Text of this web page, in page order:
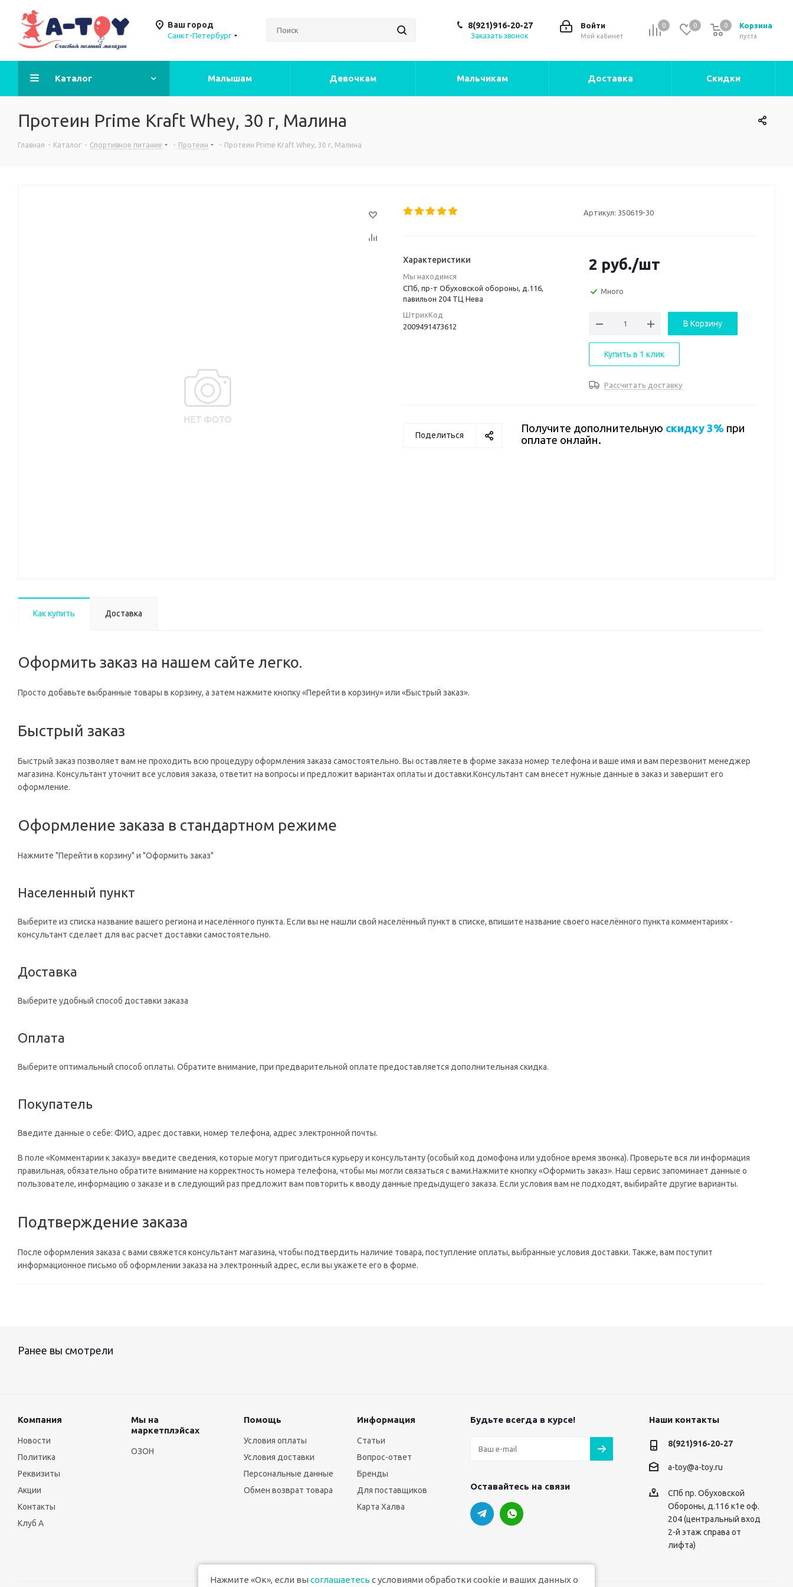
Ваш город
Санкт-Петербург
0 0 Корзина
0
пуста
0
Войти
Мой кабинет
8(921)916-20-27
Заказать звонок
Каталог Малышам Девочкам Мальчикам Доставка Скидки
Протеин Prime Kraft Whey, 30 г, Малина
Главная - Каталог - Спортивное питание - Протеин - Протеин Prime Kraft Whey, 30 г, Малина
Артикул: 350619-30
Характеристики
Мы находимся
СПб, пр-т Обуховской обороны, д.116,
павильон 204 ТЦ Нева
ШтрихКод
2009491473612
2 руб./шт
Много
В Корзину
Купить в 1 клик
Рассчитать доставку
Поделиться
Получите дополнительную скидку 3% при
оплате онлайн.
Как купить Доставка
Оформить заказ на нашем сайте легко.
Просто добавьте выбранные товары в корзину, а затем нажмите кнопку «Перейти в корзину» или «Быстрый заказ».
Быстрый заказ
Быстрый заказ позволяет вам не проходить всю процедуру оформления заказа самостоятельно. Вы оставляете в форме заказа номер телефона и ваше имя и вам перезвонит менеджер
магазина. Консультант уточнит все условия заказа, ответит на вопросы и предложит вариантах оплаты и доставки.Консультант сам внесет нужные данные в заказ и завершит его
оформление.
Оформление заказа в стандартном режиме
Нажмите "Перейти в корзину" и "Оформить заказ"
Населенный пункт
Выберите из списка название вашего региона и населённого пункта. Если вы не нашли свой населённый пункт в списке, впишите название своего населённого пункта комментариях -
консультант сделает для вас расчет доставки самостоятельно.
Доставка
Выберите удобный способ доставки заказа
Оплата
Выберите оптимальный способ оплаты. Обратите внимание, при предварительной оплате предоставляется дополнительная скидка.
Покупатель
Введите данные о себе: ФИО, адрес доставки, номер телефона, адрес электронной почты.
В поле «Комментарии к заказу» введите сведения, которые могут пригодиться курьеру и консультанту (особый код домофона или удобное время звонка). Проверьте вся ли информация
правильная, обязательно обратите внимание на корректность номера телефона, чтобы мы могли связаться с вами.Нажмите кнопку «Оформить заказ». Наш сервис запоминает данные о
пользователе, информацию о заказе и в следующий раз предложит вам повторить к вводу данные предыдущего заказа. Если условия вам не подходят, выбирайте другие варианты.
Подтверждение заказа
После оформления заказа с вами свяжется консультант магазина, чтобы подтвердить наличие товара, поступление оплаты, выбранные условия доставки. Также, вам поступит
информационное письмо об оформлении заказа на электронный адрес, если вы укажете его в форме.
Ранее вы смотрели
Компания
Новости
Политика
Реквизиты
Акции
Контакты
Клуб А
Мы на
маркетплэйсах
ОЗОН
Помощь
Условия оплаты
Условия доставки
Персональные данные
Обмен возврат товара
Информация
Статьи
Вопрос-ответ
Бренды
Для поставщиков
Карта Халва
Будьте всегда в курсе!
Оставайтесь на связи
Наши контакты
8(921)916-20-27
a-toy@a-toy.ru
СПб пр. Обуховской
Обороны, д.116 к1е оф.
204 (центральный вход
2-й этаж справа от
лифта)
Нажмите «Ок», если вы соглашаетесь с условиями обработки cookie и ваших данных о